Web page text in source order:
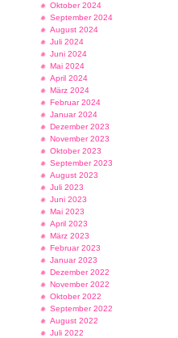
Oktober 2024
September 2024
August 2024
Juli 2024
Juni 2024
Mai 2024
April 2024
März 2024
Februar 2024
Januar 2024
Dezember 2023
November 2023
Oktober 2023
September 2023
August 2023
Juli 2023
Juni 2023
Mai 2023
April 2023
März 2023
Februar 2023
Januar 2023
Dezember 2022
November 2022
Oktober 2022
September 2022
August 2022
Juli 2022